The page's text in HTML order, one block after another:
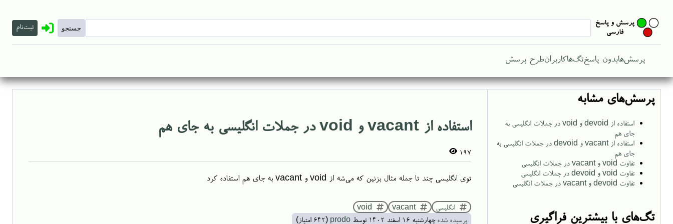
ثبت‌نام
پرسش‌هابدون پاسختگ‌هاکاربرانطرح پرسش
پرسش‌های مشابه
استفاده از devoid و void در جملات انگلیسی به
جای هم
استفاده از vacant و devoid در جملات انگلیسی به
جای هم
تفاوت void و vacant در جملات انگلیسی
تفاوت void و devoid در جملات انگلیسی
تفاوت devoid و vacant در جملات انگلیسی
تگ‌های با بیشترین فراگیری
استفاده از vacant و void در جملات انگلیسی به جای هم
197
توی انگلیسی چند تا جمله مثال بزنین که می‌شه از void و vacant به جای هم استفاده کرد
انگلیسی vacant
void
پرسیده شده چهارشنبه ۱۶ اسفند ۱۴۰۲ توسط prodo
(
642 امتیاز)